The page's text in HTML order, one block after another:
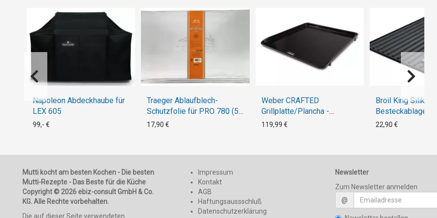
Napoleon Abdeckhaube für
LEX 605
99,- €
Traeger Ablaufblech-
Schutzfolie für PRO 780 (5
Stk.)
17,90 €
Weber CRAFTED
Grillplatte/Plancha -
Gourmet BBQ System
119,99 €
Broil King Silikon
Besteckablage
22,90 €
Mutti kocht am besten Kochen - Die besten
Mutti-Rezepte - Das Beste für die Küche
Copyright © 2026 ebiz-consult GmbH & Co.
KG. Alle Rechte vorbehalten.
Die auf dieser Seite verwendeten
Impressum
Kontakt
AGB
Haftungsaussschluß
Datenschutzerklärung
Newsletter
Zum Newsletter anmelden
@